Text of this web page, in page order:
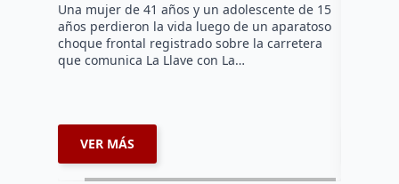
Una mujer de 41 años y un adolescente de 15
años perdieron la vida luego de un aparatoso
choque frontal registrado sobre la carretera
que comunica La Llave con La…
VER MÁS